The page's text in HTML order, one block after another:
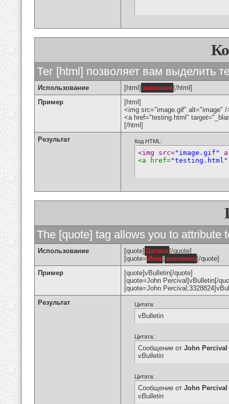
Тег [html] позволяет вам выделить
Использование [html] значение [/html]
Пример
[html]
<img src="image.gif" alt="image" /
<a href="testing.html"
[/html]
Результат
Код HTML:
<img src="image.gif"
<a href="testing.html"
The [quote] tag allows you to attribute
Использование [quote] Цитата [/quote]
[quote= Имя ] значение [/quote]
Пример
[quote]vBulletin[/quote]
[quote=John Percival]vBulletin[/
[quote=John
Результат
Цитата:
vBulletin
Цитата:
Сообщение от John Percival
vBulletin
Цитата:
Сообщение от John Percival
vBulletin